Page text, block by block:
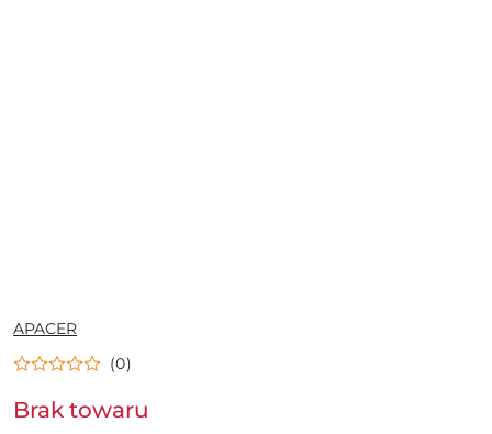
NAZWA
PRODUCENTA:
APACER
(0)
Brak towaru